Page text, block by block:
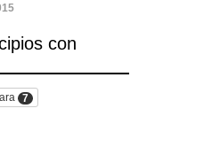
con
7